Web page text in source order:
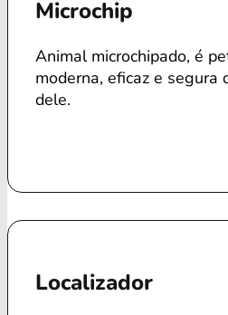
Microchip
Animal microchipado, é
moderna, eficaz e
dele.
Localizador